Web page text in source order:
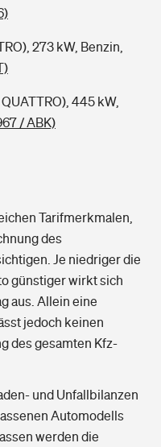
273 kW, Benzin,
445 kW,
/ ABK)
Tarifmerkmalen,
des
Je niedriger die
günstiger wirkt sich
aus. Allein eine
jedoch keinen
des gesamten Kfz-
und Unfallbilanzen
Automodells
werden die